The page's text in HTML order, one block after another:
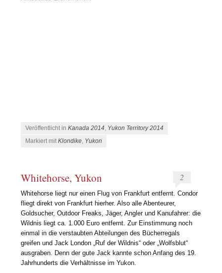
Veröffentlicht inKanada 2014, Yukon Territory 2014
Markiert mitKlondike, Yukon
Whitehorse, Yukon 2
Whitehorse liegt nur einen Flug von Frankfurt entfernt. Condor
fliegt direkt von Frankfurt hierher. Also alle Abenteurer,
Goldsucher, Outdoor Freaks, Jäger, Angler und Kanufahrer: die
Wildnis liegt ca. 1.000 Euro entfernt. Zur Einstimmung noch
einmal in die verstaubten Abteilungen des Bücherregals
greifen und Jack London „Ruf der Wildnis“ oder „Wolfsblut“
ausgraben. Denn der gute Jack kannte schon Anfang des 19.
Jahrhunderts die Verhältnisse im Yukon.